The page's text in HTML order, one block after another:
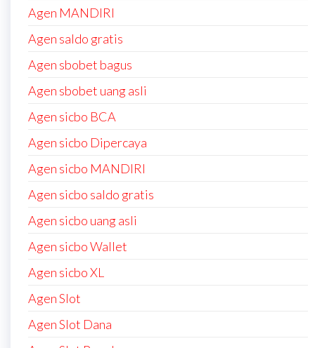
Agen MANDIRI
Agen saldo gratis
Agen sbobet bagus
Agen sbobet uang asli
Agen sicbo BCA
Agen sicbo Dipercaya
Agen sicbo MANDIRI
Agen sicbo saldo gratis
Agen sicbo uang asli
Agen sicbo Wallet
Agen sicbo XL
Agen Slot
Agen Slot Dana